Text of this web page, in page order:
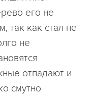
его не
так как стал не
не
отпадают и
смутно